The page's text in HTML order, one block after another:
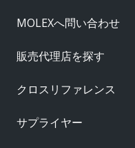
MOLEXへ問い合わせ
販売代理店を探す
クロスリファレンス
サプライヤー